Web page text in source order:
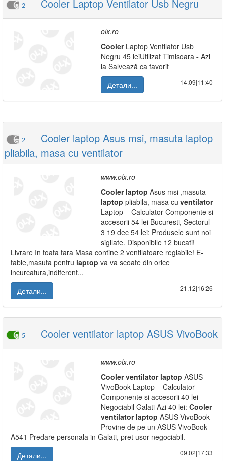
2 Cooler Laptop Ventilator Usb Negru
olx.ro
CoolerLaptop Ventilator Usb
Negru 45 leiUtilizat Timisoara - Azi
la Salvează ca favorit
Детали...
14.09|11:40
2
Cooler laptop Asus msi, masuta laptop
pliabila, masa cu ventilator
www.olx.ro
Cooler laptop Asus msi ,masuta
laptop pliabila, masa cu ventilator
Laptop – Calculator Componente si
accesorii 54 lei Bucuresti, Sectorul
3 19 dec 54 lei: Produsele sunt noi
sigilate. Disponibile 12 bucati!
Livrare In toata tara Masa contine 2 ventilatoare reglabile! E-
table,masuta pentru laptop va va scoate din orice
incurcatura,indiferent...
Детали...
21.12|16:26
5 Cooler ventilator laptop ASUS VivoBook
www.olx.ro
Cooler ventilator laptop ASUS
VivoBook Laptop – Calculator
Componente si accesorii 40 lei
Negociabil Galati Azi 40 lei: Cooler
ventilator laptop ASUS VivoBook
Provine de pe un ASUS VivoBook
A541 Predare personala in Galati, pret usor negociabil.
Детали...
09.02|17:33